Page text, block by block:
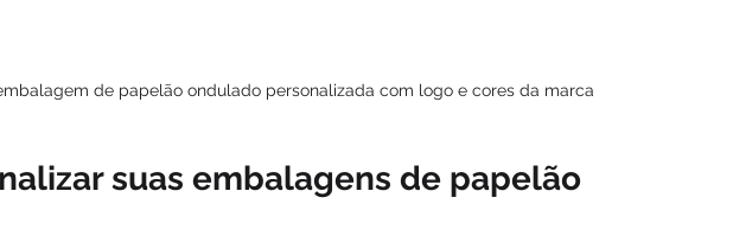
de papelão ondulado personalizada com logo e cores da marca
suas embalagens de papelão